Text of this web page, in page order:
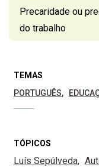
Precaridade ou
do trabalho
TEMAS
PORTUGUÊS
TÓPICOS
Luís Sepúlveda